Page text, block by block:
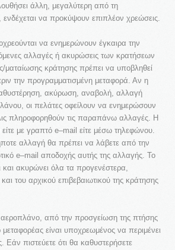
άλλη, μεγαλύτερη από τη
ενδέχεται να προκύψουν επιπλέον χρεώσεις.
να ενημερώνουν έγκαιρα την
αλλαγές ή ακυρώσεις των κρατήσεων
ματαίωσης κράτησης πρέπει να υποβληθεί
την προγραμματισμένη μεταφορά. Αν η
ακύρωση, αναβολή, αλλαγή
οι πελάτες οφείλουν να ενημερώσουν
πληροφορηθούν τις παραπάνω αλλαγές. Η
με γραπτό e–mail είτε μέσω τηλεφώνου.
αλλαγή θα πρέπει να λάβετε από την
e–mail αποδοχής αυτής της αλλαγής. Το
και ακυρώνει όλα τα προγενέστερα,
του αρχικού επιβεβαιωτικού της κράτησης
αεροπλάνο, από την προσγείωση της πτήσης
είναι υποχρεωμένος να περιμένει
Εάν πιστεύετε ότι θα καθυστερήσετε